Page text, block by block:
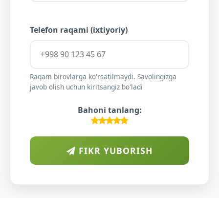
Telefon raqami (ixtiyoriy)
Raqam birovlarga ko'rsatilmaydi. Savolingizga
javob olish uchun kiritsangiz bo'ladi
Bahoni tanlang:
FIKR YUBORISH